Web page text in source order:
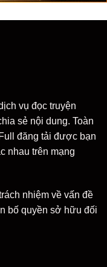
vụ đọc truyện
sẻ nội dung. Toàn
đăng tải được bạn
nhau trên mạng
nhiệm về vấn đề
bố quyền sở hữu đối